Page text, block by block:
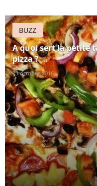
BUZZ
A quoi sert la petite
pizza ?
13 octobre 2016